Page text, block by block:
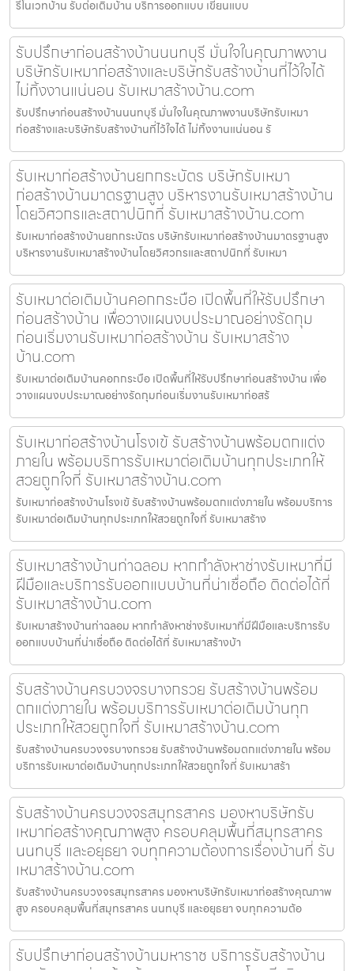
รีโนเวทบ้าน รับต่อเติมบ้าน บริการออกแบบ เขียนแบบ
รับปรึกษาก่อนสร้างบ้านนนทบุรี มั่นใจในคุณภาพงาน
บริษัทรับเหมาก่อสร้างและบริษัทรับสร้างบ้านที่ไว้ใจได้
ไม่ทิ้งงานแน่นอน รับเหมาสร้างบ้าน.com
รับปรึกษาก่อนสร้างบ้านนนทบุรี มั่นใจในคุณภาพงานบริษัทรับเหมา
ก่อสร้างและบริษัทรับสร้างบ้านที่ไว้ใจได้ ไม่ทิ้งงานแน่นอน รั
รับเหมาก่อสร้างบ้านยกกระบัตร บริษัทรับเหมา
ก่อสร้างบ้านมาตรฐานสูง บริหารงานรับเหมาสร้างบ้าน
โดยวิศวกรและสถาปนิกที่ รับเหมาสร้างบ้าน.com
รับเหมาก่อสร้างบ้านยกกระบัตร บริษัทรับเหมาก่อสร้างบ้านมาตรฐานสูง
บริหารงานรับเหมาสร้างบ้านโดยวิศวกรและสถาปนิกที่ รับเหมา
รับเหมาต่อเติมบ้านคอกกระบือ เปิดพื้นที่ให้รับปรึกษา
ก่อนสร้างบ้าน เพื่อวางแผนงบประมาณอย่างรัดกุม
ก่อนเริ่มงานรับเหมาก่อสร้างบ้าน รับเหมาสร้าง
บ้าน.com
รับเหมาต่อเติมบ้านคอกกระบือ เปิดพื้นที่ให้รับปรึกษาก่อนสร้างบ้าน เพื่อ
วางแผนงบประมาณอย่างรัดกุมก่อนเริ่มงานรับเหมาก่อสร้
รับเหมาก่อสร้างบ้านโรงเข้ รับสร้างบ้านพร้อมตกแต่ง
ภายใน พร้อมบริการรับเหมาต่อเติมบ้านทุกประเภทให้
สวยถูกใจที่ รับเหมาสร้างบ้าน.com
รับเหมาก่อสร้างบ้านโรงเข้ รับสร้างบ้านพร้อมตกแต่งภายใน พร้อมบริการ
รับเหมาต่อเติมบ้านทุกประเภทให้สวยถูกใจที่ รับเหมาสร้าง
รับเหมาสร้างบ้านท่าฉลอม หากกำลังหาช่างรับเหมาที่มี
ฝีมือและบริการรับออกแบบบ้านที่น่าเชื่อถือ ติดต่อได้ที่
รับเหมาสร้างบ้าน.com
รับเหมาสร้างบ้านท่าฉลอม หากกำลังหาช่างรับเหมาที่มีฝีมือและบริการรับ
ออกแบบบ้านที่น่าเชื่อถือ ติดต่อได้ที่ รับเหมาสร้างบ้า
รับสร้างบ้านครบวงจรบางกรวย รับสร้างบ้านพร้อม
ตกแต่งภายใน พร้อมบริการรับเหมาต่อเติมบ้านทุก
ประเภทให้สวยถูกใจที่ รับเหมาสร้างบ้าน.com
รับสร้างบ้านครบวงจรบางกรวย รับสร้างบ้านพร้อมตกแต่งภายใน พร้อม
บริการรับเหมาต่อเติมบ้านทุกประเภทให้สวยถูกใจที่ รับเหมาสร้า
รับสร้างบ้านครบวงจรสมุทรสาคร มองหาบริษัทรับ
เหมาก่อสร้างคุณภาพสูง ครอบคลุมพื้นที่สมุทรสาคร
นนทบุรี และอยุธยา จบทุกความต้องการเรื่องบ้านที่ รับ
เหมาสร้างบ้าน.com
รับสร้างบ้านครบวงจรสมุทรสาคร มองหาบริษัทรับเหมาก่อสร้างคุณภาพ
สูง ครอบคลุมพื้นที่สมุทรสาคร นนทบุรี และอยุธยา จบทุกความต้อ
รับปรึกษาก่อนสร้างบ้านมหาราช บริการรับสร้างบ้าน